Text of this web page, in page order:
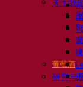
葡萄酒
关于我
研究与